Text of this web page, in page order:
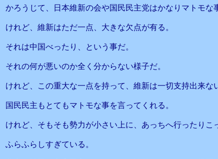
かろうじて、日本維新の会や国民民主党はかなりマトモな
けれど、維新はただ一点、大きな欠点が有る。
それは中国べったり、という事だ。
それの何が悪いのか全く分からない様子だ。
けれど、この重大な一点を持って、維新は一切支持出来な
国民民主もとてもマトモな事を言ってくれる。
けれど、そもそも勢力が小さい上に、あっちへ行ったりこ
ふらふらしすぎている。